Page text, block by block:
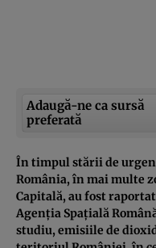
Adaugă-ne ca sursă
preferată
În timpul stării de
România, în mai multe
Capitală, au fost
Agenția Spațială
studiu, emisiile de dioxid